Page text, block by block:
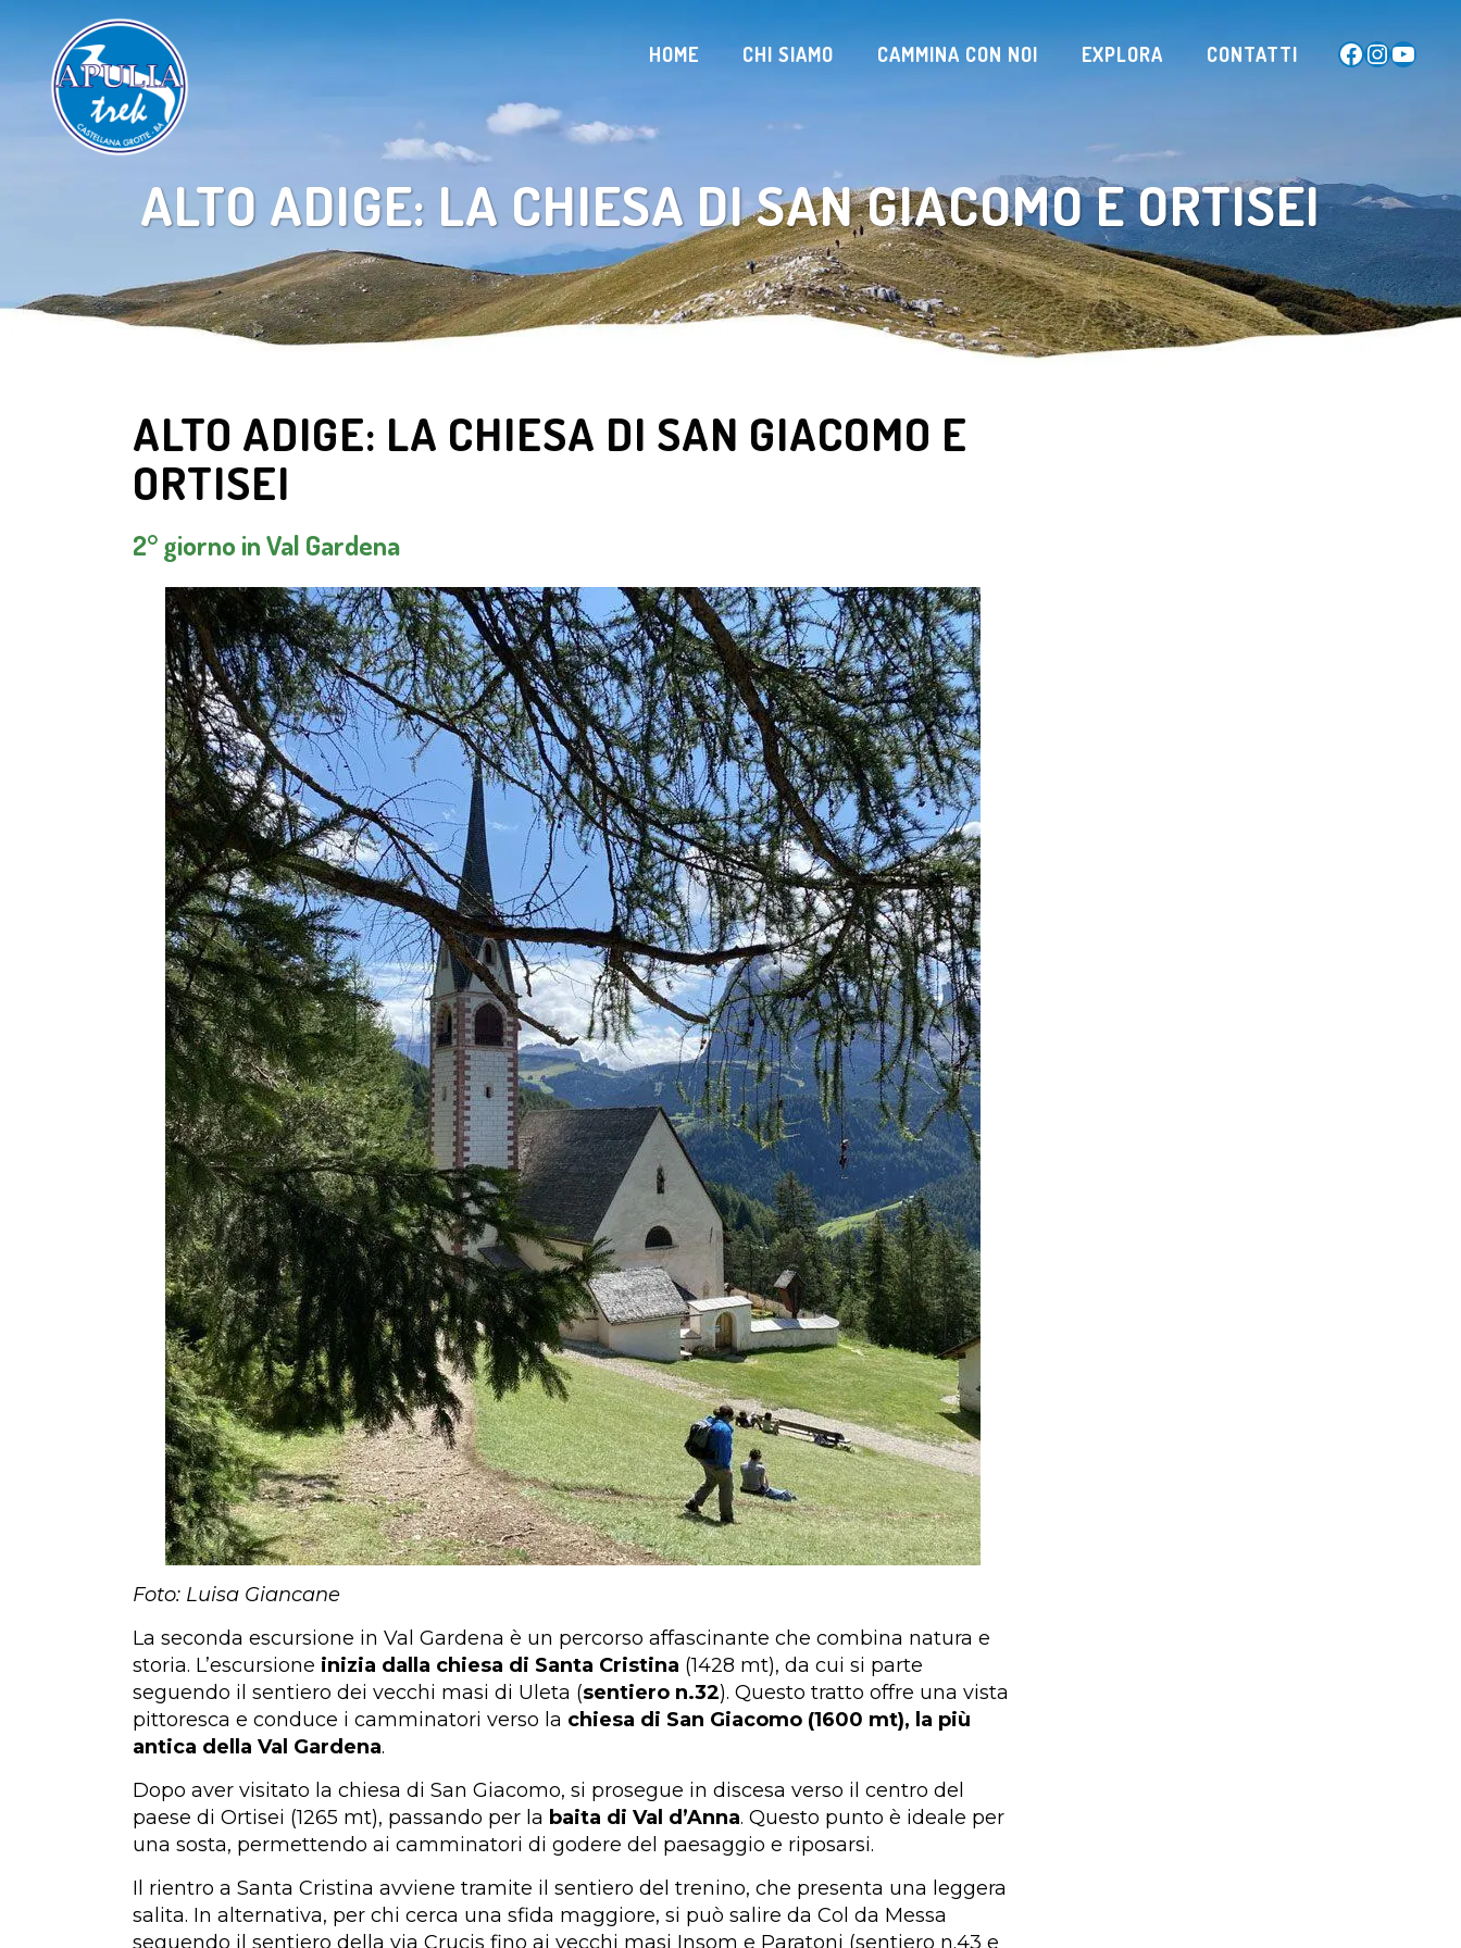
Facebook
Instagram
HOME CHI SIAMO CAMMINA CON NOI EXPLORA CONTATTI
ALTO ADIGE: LA CHIESA DI SAN GIACOMO E ORTISEI
ALTO ADIGE: LA CHIESA DI SAN GIACOMO E
ORTISEI
2° giorno in Val Gardena
Foto: Luisa Giancane
La seconda escursione in Val Gardena è un percorso affascinante che combina natura e
storia. L’escursione inizia dalla chiesa di Santa Cristina (1428 mt), da cui si parte
seguendo il sentiero dei vecchi masi di Uleta (sentiero n.32). Questo tratto offre una vista
pittoresca e conduce i camminatori verso la chiesa di San Giacomo (1600 mt), la più
antica della Val Gardena.
Dopo aver visitato la chiesa di San Giacomo, si prosegue in discesa verso il centro del
paese di Ortisei (1265 mt), passando per la baita di Val d’Anna. Questo punto è ideale per
una sosta, permettendo ai camminatori di godere del paesaggio e riposarsi.
Il rientro a Santa Cristina avviene tramite il sentiero del trenino, che presenta una leggera
salita. In alternativa, per chi cerca una sfida maggiore, si può salire da Col da Messa
seguendo il sentiero della via Crucis fino ai vecchi masi Insom e Paratoni (sentiero n.43 e